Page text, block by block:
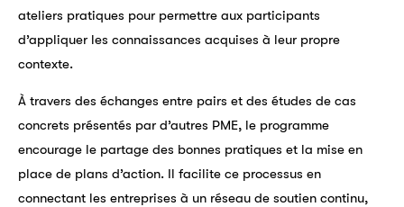
ateliers pratiques pour permettre aux participants
d’appliquer les connaissances acquises à leur propre
contexte.
À travers des échanges entre pairs et des études de cas
concrets présentés par d’autres PME, le programme
encourage le partage des bonnes pratiques et la mise en
place de plans d’action. Il facilite ce processus en
connectant les entreprises à un réseau de soutien continu,